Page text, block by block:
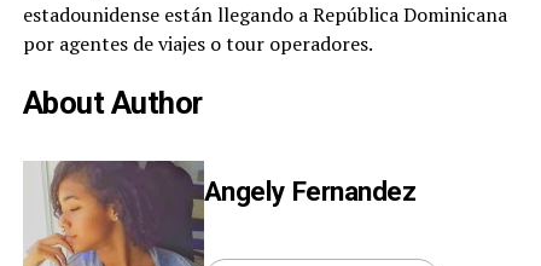
estadounidense están llegando a República Dominicana
por agentes de viajes o tour operadores.
About Author
Angely Fernandez